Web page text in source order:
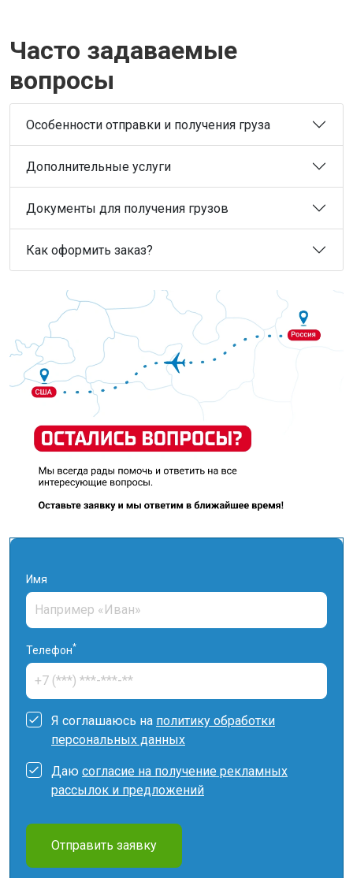
Часто задаваемые
вопросы
Особенности отправки и получения груза
Дополнительные услуги
Документы для получения грузов
Как оформить заказ?
Имя
Телефон*
Я соглашаюсь на политику обработки
персональных данных
Даю согласие на получение рекламных
рассылок и предложений
Отправить заявку